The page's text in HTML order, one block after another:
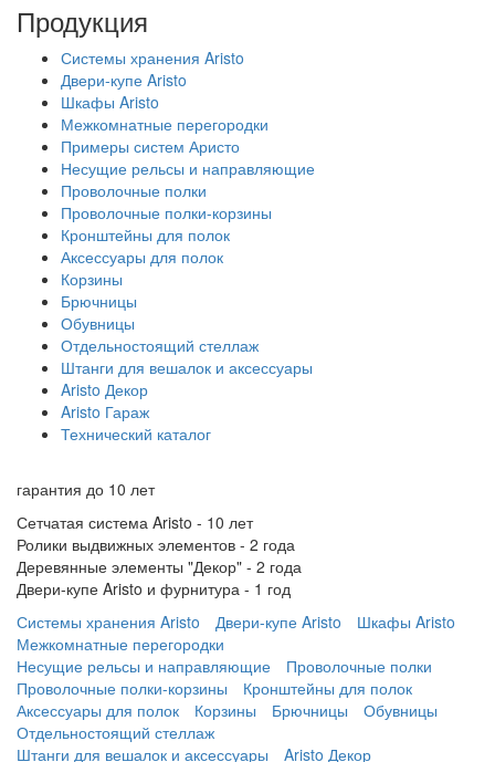
Продукция
Системы хранения Aristo
Двери-купе Aristo
Шкафы Aristo
Межкомнатные перегородки
Примеры систем Аристо
Несущие рельсы и направляющие
Проволочные полки
Проволочные полки-корзины
Кронштейны для полок
Аксессуары для полок
Корзины
Брючницы
Обувницы
Отдельностоящий стеллаж
Штанги для вешалок и аксессуары
Aristo Декор
Aristo Гараж
Технический каталог
гарантия до 10 лет
Сетчатая система Aristo - 10 лет
Ролики выдвижных элементов - 2 года
Деревянные элементы "Декор" - 2 года
Двери-купе Aristo и фурнитура - 1 год
Системы хранения Aristo
Двери-купе Aristo
Шкафы Aristo
Межкомнатные перегородки
Несущие рельсы и направляющие
Проволочные полки
Проволочные полки-корзины
Кронштейны для полок
Аксессуары для полок
Корзины Брючницы
Обувницы
Отдельностоящий стеллаж
Штанги для вешалок и аксессуары
Aristo Декор